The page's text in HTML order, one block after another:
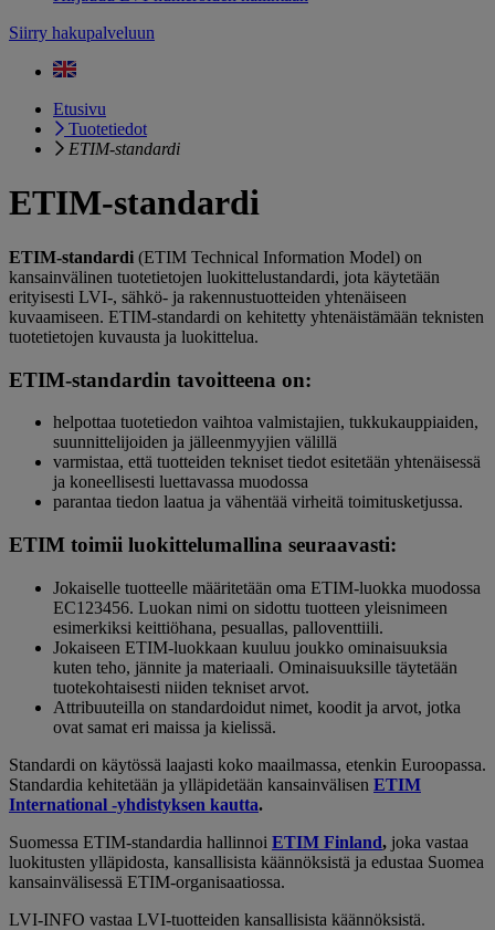
Siirry hakupalveluun
Etusivu
Tuotetiedot
ETIM-standardi
ETIM-standardi
ETIM-standardi (ETIM Technical Information Model) on
kansainvälinen tuotetietojen luokittelustandardi, jota käytetään
erityisesti LVI-, sähkö- ja rakennustuotteiden yhtenäiseen
kuvaamiseen. ETIM-standardi on kehitetty yhtenäistämään teknisten
tuotetietojen kuvausta ja luokittelua.
ETIM-standardin tavoitteena on:
helpottaa tuotetiedon vaihtoa valmistajien, tukkukauppiaiden,
suunnittelijoiden ja jälleenmyyjien välillä
varmistaa, että tuotteiden tekniset tiedot esitetään yhtenäisessä
ja koneellisesti luettavassa muodossa
parantaa tiedon laatua ja vähentää virheitä toimitusketjussa.
ETIM toimii luokittelumallina seuraavasti:
Jokaiselle tuotteelle määritetään oma ETIM-luokka muodossa
EC123456. Luokan nimi on sidottu tuotteen yleisnimeen
esimerkiksi keittiöhana, pesuallas, palloventtiili.
Jokaiseen ETIM-luokkaan kuuluu joukko ominaisuuksia
kuten teho, jännite ja materiaali. Ominaisuuksille täytetään
tuotekohtaisesti niiden tekniset arvot.
Attribuuteilla on standardoidut nimet, koodit ja arvot, jotka
ovat samat eri maissa ja kielissä.
Standardi on käytössä laajasti koko maailmassa, etenkin Euroopassa.
Standardia kehitetään ja ylläpidetään kansainvälisen ETIM
International -yhdistyksen kautta.
Suomessa ETIM-standardia hallinnoi ETIM Finland, joka vastaa
luokitusten ylläpidosta, kansallisista käännöksistä ja edustaa Suomea
kansainvälisessä ETIM-organisaatiossa.
LVI-INFO vastaa LVI-tuotteiden kansallisista käännöksistä.